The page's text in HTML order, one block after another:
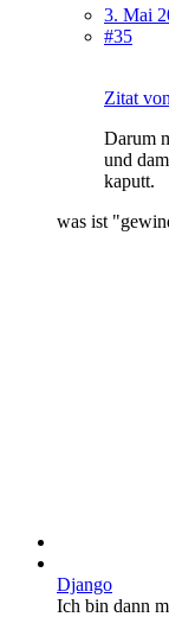
3. Mai
#35
Zitat
Darum
und
kaputt.
was ist
Django
Ich bin dann